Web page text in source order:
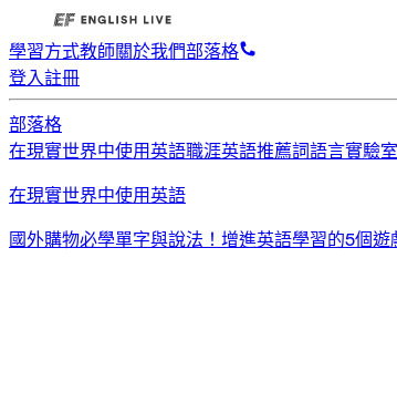
學習方式教師關於我們部落格
登入註冊
部落格
在現實世界中使用英語職涯英語推薦詞語言實驗室
在現實世界中使用英語
國外購物必學單字與說法！ 增進英語學習的5個遊